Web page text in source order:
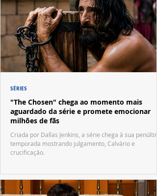
"The Chosen" chega ao momento mais
aguardado da série e promete emocionar
milhões de fãs
Criada por Dallas Jenkins, a série chega à sua
temporada mostrando julgamento, Calvário e
crucificação.
SÉRIES